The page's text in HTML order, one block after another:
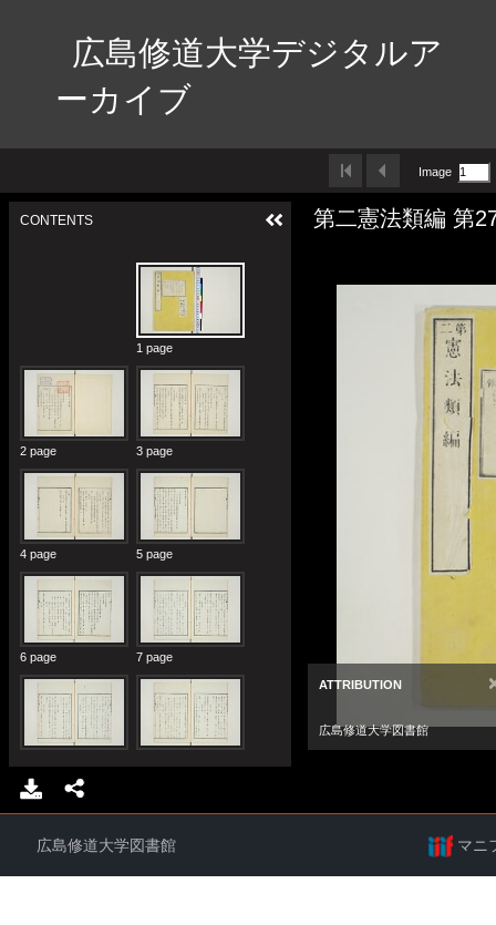
広島修道大学デジタルア
ーカイブ
広島修道大学図書館 マニ